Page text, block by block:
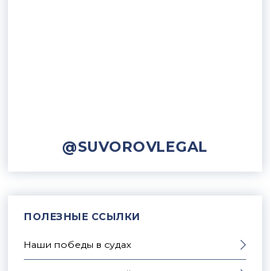
@SUVOROVLEGAL
ПОЛЕЗНЫЕ ССЫЛКИ
Наши победы в судах